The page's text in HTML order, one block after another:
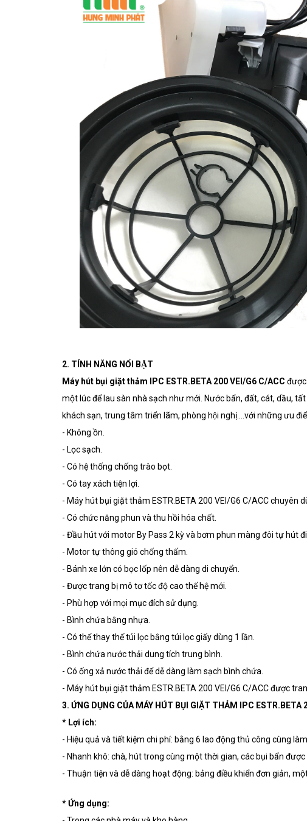
2. TÍNH NĂNG NỔI BẬT
Máy hút bụi giặt thảm IPC ESTR.BETA 200 VEI/G6 C/ACC được
một lúc để lau sàn nhà sạch như mới. Nước bẩn, đất, cát, dầu,
khách sạn, trung tâm triển lãm, phòng hội nghị....với những ưu
- Không ồn.
- Lọc sạch.
- Có hệ thống chống trào bọt.
- Có tay xách tiện lợi.
- Máy hút bụi giặt thảm ESTR.BETA 200 VEI/G6 C/ACC chuyên
- Có chức năng phun và thu hồi hóa chất.
- Đầu hút với motor By Pass 2 kỳ và bơm phun màng đôi tự hút
- Motor tự thông gió chống thấm.
- Bánh xe lớn có bọc lốp nên dễ dàng di chuyển.
- Được trang bị mô tơ tốc độ cao thế hệ mới.
- Phù hợp với mọi mục đích sử dụng.
- Bình chứa bằng nhựa.
- Có thể thay thế túi lọc bằng túi lọc giấy dùng 1 lần.
- Bình chứa nước thải dung tích trung bình.
- Có ống xả nước thải để dễ dàng làm sạch bình chứa.
- Máy hút bụi giặt thảm ESTR.BETA 200 VEI/G6 C/ACC được
3. ỨNG DỤNG CỦA MÁY HÚT BỤI GIẶT THẢM IPC ESTR.BETA
* Lợi ích:
- Hiệu quả và tiết kiệm chi phí: bằng 6 lao động thủ công cùng làm
- Nhanh khô: chà, hút trong cùng một thời gian, các bụi bẩn
- Thuận tiện và dễ dàng hoạt động: bảng điều khiển đơn giản,
* Ứng dụng: